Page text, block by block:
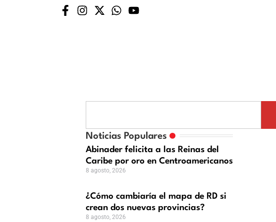
Noticias Populares
Abinader felicita a las Reinas del
Caribe por oro en Centroamericanos
8 agosto, 2026
¿Cómo cambiaría el mapa de RD si
crean dos nuevas provincias?
8 agosto, 2026